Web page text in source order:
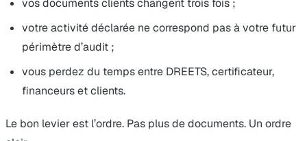
votre activité déclarée ne correspond pas à votre futur
périmètre d’audit ;
vous perdez du temps entre DREETS, certificateur,
financeurs et clients.
Le bon levier est l’ordre. Pas plus de documents. Un ordre